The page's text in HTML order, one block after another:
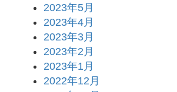
2023年5月
2023年4月
2023年3月
2023年2月
2023年1月
2022年12月